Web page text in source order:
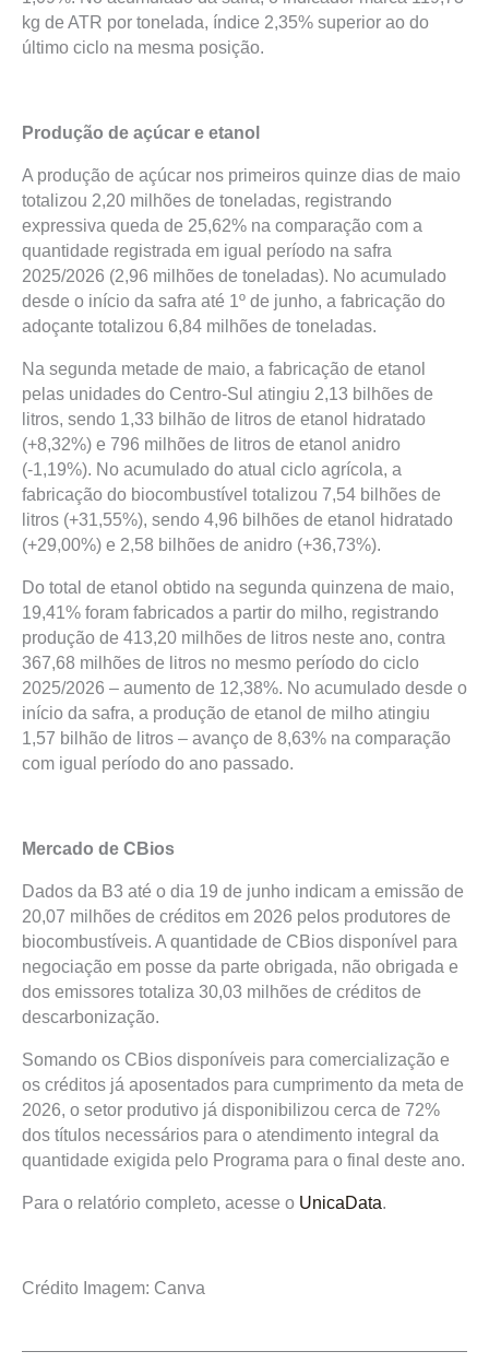
kg de ATR por tonelada, índice 2,35% superior ao do
último ciclo na mesma posição.
Produção de açúcar e etanol
A produção de açúcar nos primeiros quinze dias de maio
totalizou 2,20 milhões de toneladas, registrando
expressiva queda de 25,62% na comparação com a
quantidade registrada em igual período na safra
2025/2026 (2,96 milhões de toneladas). No acumulado
desde o início da safra até 1º de junho, a fabricação do
adoçante totalizou 6,84 milhões de toneladas.
Na segunda metade de maio, a fabricação de etanol
pelas unidades do Centro-Sul atingiu 2,13 bilhões de
litros, sendo 1,33 bilhão de litros de etanol hidratado
(+8,32%) e 796 milhões de litros de etanol anidro
(-1,19%). No acumulado do atual ciclo agrícola, a
fabricação do biocombustível totalizou 7,54 bilhões de
litros (+31,55%), sendo 4,96 bilhões de etanol hidratado
(+29,00%) e 2,58 bilhões de anidro (+36,73%).
Do total de etanol obtido na segunda quinzena de maio,
19,41% foram fabricados a partir do milho, registrando
produção de 413,20 milhões de litros neste ano, contra
367,68 milhões de litros no mesmo período do ciclo
2025/2026 – aumento de 12,38%. No acumulado desde o
início da safra, a produção de etanol de milho atingiu
1,57 bilhão de litros – avanço de 8,63% na comparação
com igual período do ano passado.
Mercado de CBios
Dados da B3 até o dia 19 de junho indicam a emissão de
20,07 milhões de créditos em 2026 pelos produtores de
biocombustíveis. A quantidade de CBios disponível para
negociação em posse da parte obrigada, não obrigada e
dos emissores totaliza 30,03 milhões de créditos de
descarbonização.
Somando os CBios disponíveis para comercialização e
os créditos já aposentados para cumprimento da meta de
2026, o setor produtivo já disponibilizou cerca de 72%
dos títulos necessários para o atendimento integral da
quantidade exigida pelo Programa para o final deste ano.
Para o relatório completo, acesse o UnicaData.
Crédito Imagem: Canva